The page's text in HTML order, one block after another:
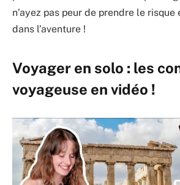
n’ayez pas peur de prendre le
dans l’aventure !
Voyager en solo : les
voyageuse en vidéo !